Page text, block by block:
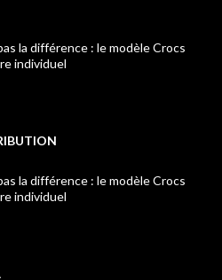
la différence : le modèle Crocs
individuel
la différence : le modèle Crocs
individuel